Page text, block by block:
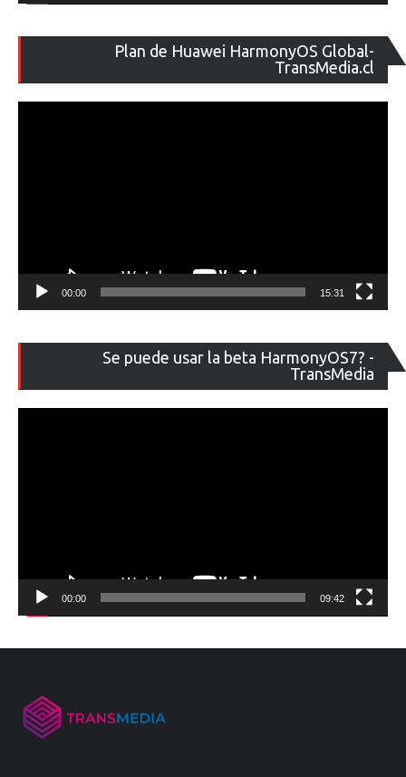
Plan de Huawei HarmonyOS Global-
TransMedia.cl
de
00:00 15:31
Se puede usar la beta HarmonyOS7? -
TransMedia
de
00:00 09:42